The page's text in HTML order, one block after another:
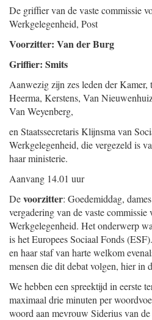
De griffier van de vaste commissie
Werkgelegenheid, Post
Voorzitter: Van der Burg
Griffier: Smits
Aanwezig zijn zes leden der
Heerma, Kerstens, Van
Van Weyenberg,
en Staatssecretaris Klijnsma van
Werkgelegenheid, die vergezeld is
haar ministerie.
Aanvang 14.01 uur
Devoorzitter: Goedemiddag,
vergadering van de vaste commissie
Werkgelegenheid. Het onderwerp
is het Europees Sociaal Fonds
en haar staf van harte welkom
mensen die dit debat volgen, hier in
We hebben een spreektijd in eerste
maximaal drie minuten per
woord aan mevrouw Siderius van de